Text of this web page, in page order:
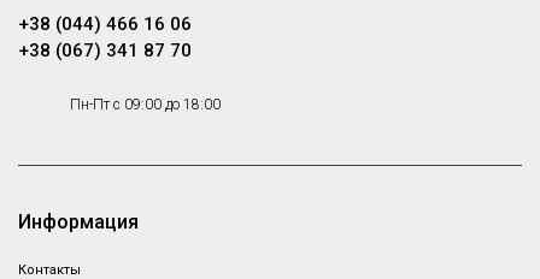
+38 (044) 466 16 06
+38 (067) 341 87 70
Пн-Пт с 09:00 до 18:00
Информация
Контакты